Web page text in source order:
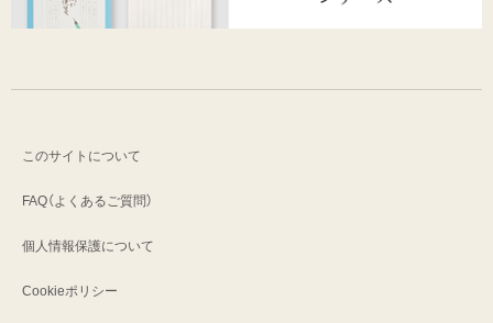
このサイトについて
FAQ（よくあるご質問）
個人情報保護について
Cookieポリシー